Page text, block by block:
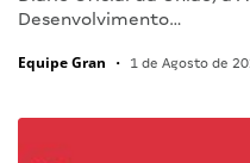
Desenvolvimento…
Equipe Gran • 1 de Agosto de